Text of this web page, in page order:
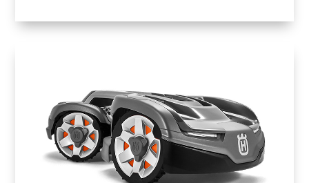
H
ROBOTFŰNYÍRÓK